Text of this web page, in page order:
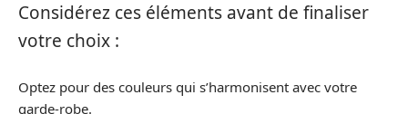
Considérez ces éléments avant de finaliser
votre choix :
Optez pour des couleurs qui s’harmonisent avec votre
garde-robe.